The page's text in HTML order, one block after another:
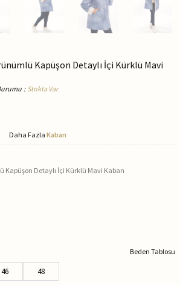
Kapüşon Detaylı İçi Kürklü Mavi
: Stokta Var
Daha Fazla Kaban
Kapüşon Detaylı İçi Kürklü Mavi Kaban
Beden Tablosu
46 48